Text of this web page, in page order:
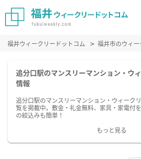
福井ウィークリードットコム 福井市のウィ
追分口駅のマンスリーマンション・ウ
情報
追分口駅のマンスリーマンション・ウィーク
覧を掲載中。敷金・礼金無料、家具・家電付
の絞込みも簡単！
もっと見る